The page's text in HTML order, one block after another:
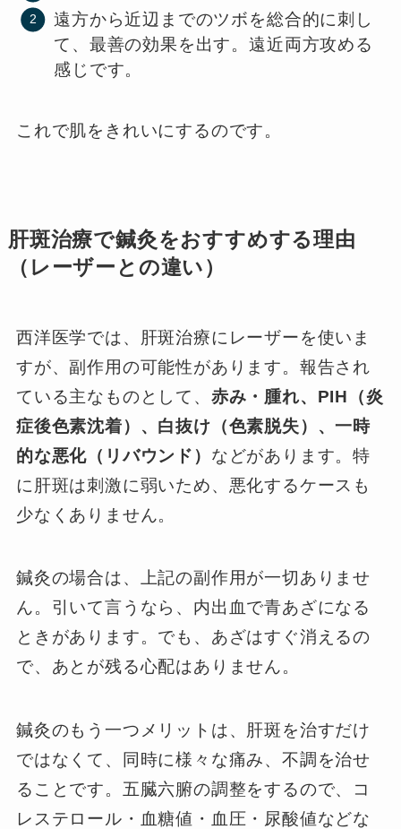
遠方から近辺までのツボを総合的に刺し
て、最善の効果を出す。遠近両方攻める
感じです。
これで肌をきれいにするのです。
肝斑治療で鍼灸をおすすめする理由
（レーザーとの違い）
西洋医学では、肝斑治療にレーザーを使いま
すが、副作用の可能性があります。報告され
ている主なものとして、 赤み・腫れ、PIH（炎
症後色素沈着）、白抜け（色素脱失）、一時
的な悪化（リバウンド） などがあります。特
に肝斑は刺激に弱いため、悪化するケースも
少なくありません。
鍼灸の場合は、上記の副作用が一切ありませ
ん。引いて言うなら、内出血で青あざになる
ときがあります。でも、あざはすぐ消えるの
で、あとが残る心配はありません。
鍼灸のもう一つメリットは、肝斑を治すだけ
ではなくて、同時に様々な痛み、不調を治せ
ることです。五臓六腑の調整をするので、コ
レステロール・血糖値・血圧・尿酸値などな